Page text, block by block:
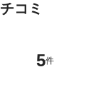
コミ
5件